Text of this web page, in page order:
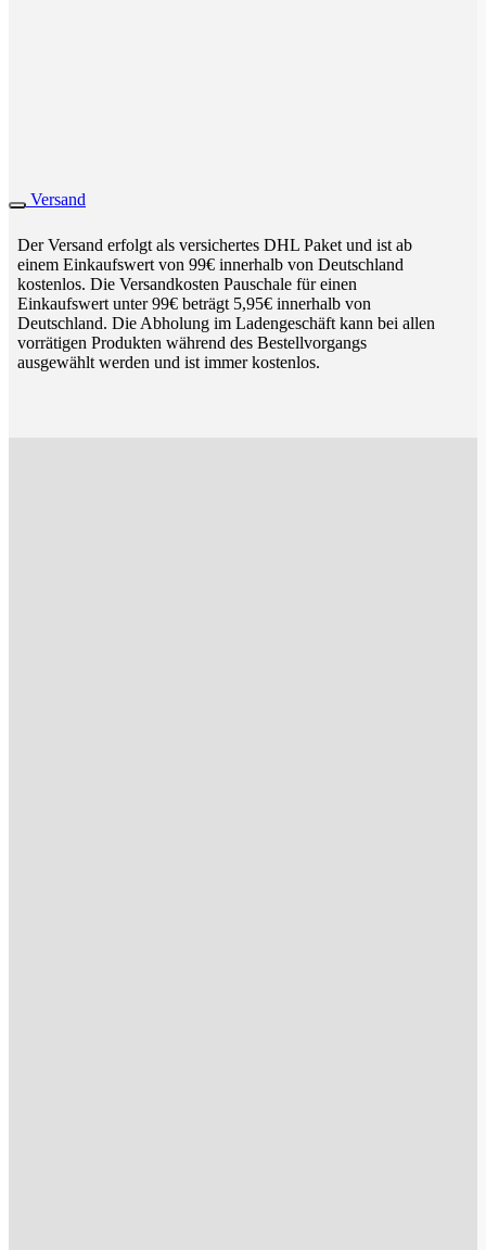
Versand
Der Versand erfolgt als versichertes DHL Paket und ist ab
einem Einkaufswert von 99€ innerhalb von Deutschland
kostenlos. Die Versandkosten Pauschale für einen
Einkaufswert unter 99€ beträgt 5,95€ innerhalb von
Deutschland. Die Abholung im Ladengeschäft kann bei allen
vorrätigen Produkten während des Bestellvorgangs
ausgewählt werden und ist immer kostenlos.